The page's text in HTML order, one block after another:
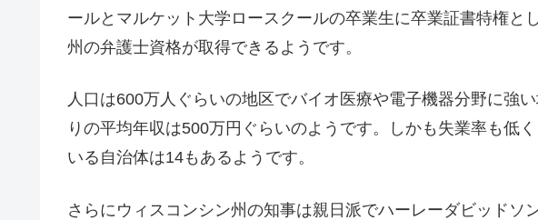
ールとマルケット大学ロースクールの卒業生に卒業証書特権と
州の弁護士資格が取得できるようです。
人口は600万人ぐらいの地区でバイオ医療や電子機器分野に強
りの平均年収は500万円ぐらいのようです。しかも失業率も低
いる自治体は14もあるようです。
さらにウィスコンシン州の知事は親日派でハーレーダビッドソ